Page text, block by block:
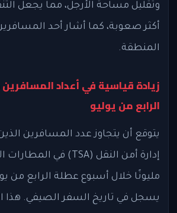
وتقليل مساحة الأرجل، مما يجعل
أكثر صعوبة، كما أشار أحد
المنطقة.
زيادة قياسية في أعداد
الرابع من يوليو
يتوقع أن يتجاوز عدد المسافرين
مليونًا خلال أسبوع عطلة الرابع من
يسجل في تاريخ السفر الصيفي. هذا